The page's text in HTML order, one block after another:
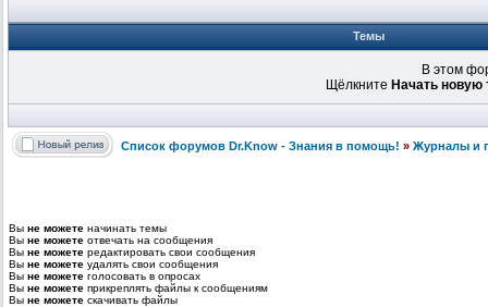
Темы
В этом
Щёлкните Начать новую
Список форумов Dr.Know - Знания в помощь! » Журналы и
Вы не можете начинать темы
Вы не можете отвечать на сообщения
Вы не можете редактировать свои сообщения
Вы не можете удалять свои сообщения
Вы не можете голосовать в опросах
Вы не можете прикреплять файлы к сообщениям
Вы не можете скачивать файлы